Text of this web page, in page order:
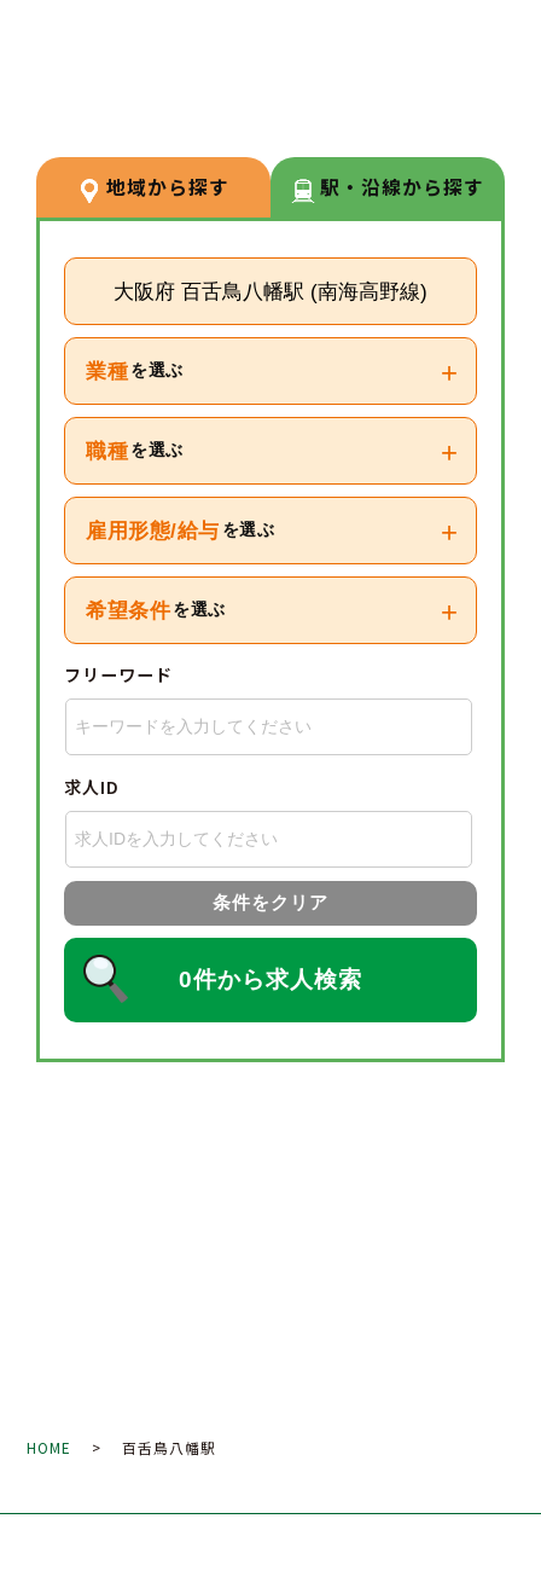
ーターや研修など＋αの業務チャ
レンジの可能性もございます。
地域から探す 駅・沿線から探す
大阪府 百舌鳥八幡駅 (南海高野線)
業種 を選ぶ +
職種 を選ぶ +
雇用形態/給与 を選ぶ +
希望条件 を選ぶ +
フリーワード
求人ID
条件をクリア
0件から求人検索
HOME > 百舌鳥八幡駅